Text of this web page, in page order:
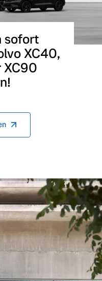
sofort
XC40,
XC90